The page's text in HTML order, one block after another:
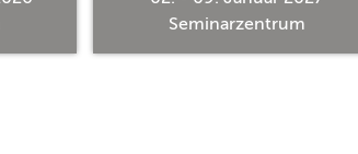
Seminarzentrum